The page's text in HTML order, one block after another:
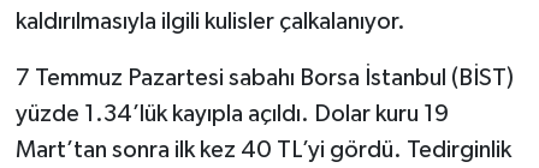
kaldırılmasıyla ilgili kulisler çalkalanıyor.
7 Temmuz Pazartesi sabahı Borsa İstanbul (BİST)
yüzde 1.34’lük kayıpla açıldı. Dolar kuru 19
Mart’tan sonra ilk kez 40 TL’yi gördü. Tedirginlik